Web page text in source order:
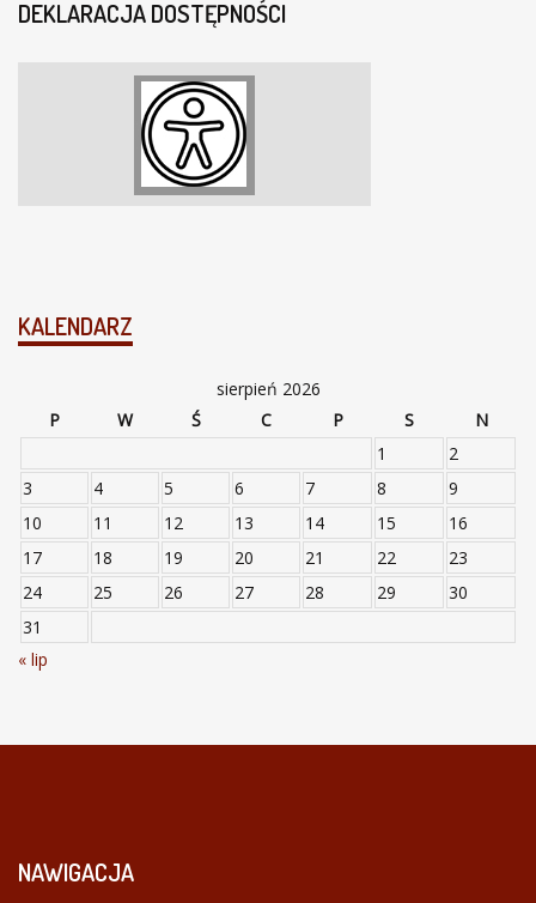
DEKLARACJA DOSTĘPNOŚCI
KALENDARZ
sierpień 2026
P
W Ś C P S
N
1
2
3
4 5 6 7 8
9
10
11 12 13 14 15
16
17
18 19 20 21 22
23
24
25 26 27 28 29
30
31
« lip
NAWIGACJA